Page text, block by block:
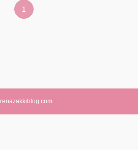
1
renazakkiblog.com.